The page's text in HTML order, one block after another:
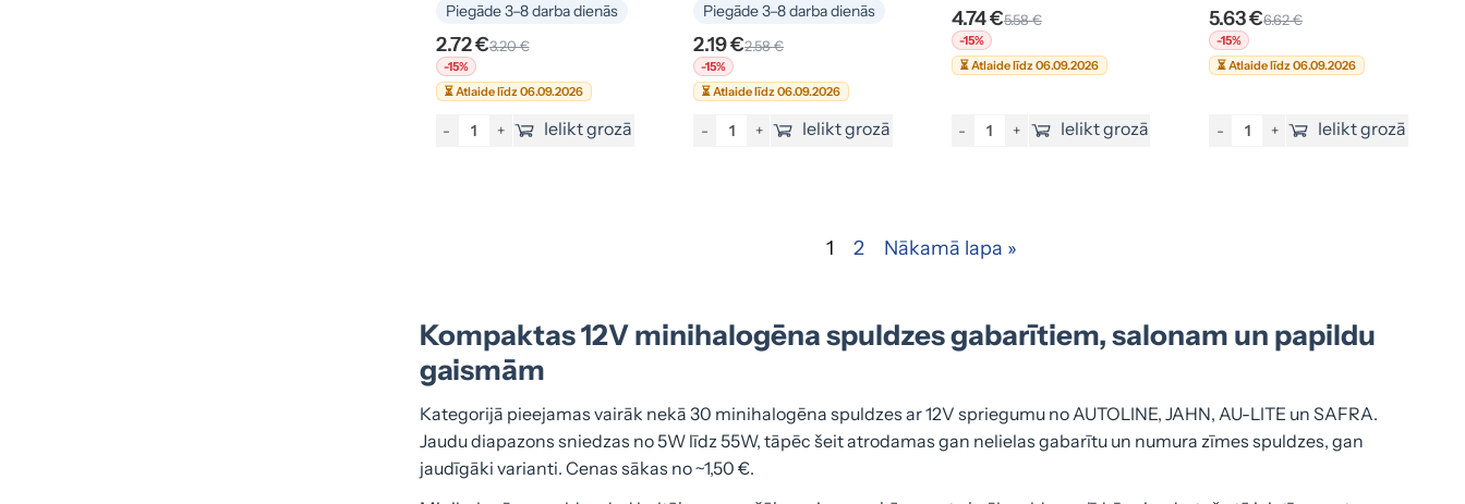
Piegāde 3–8 darba dienās
2.72 €3.20 €
-15%
⏳ Atlaide līdz 06.09.2026
- + Ielikt grozā
Piegāde 3–8 darba dienās
2.19 €2.58 €
-15%
⏳ Atlaide līdz 06.09.2026
- + Ielikt grozā
4.74 €5.58 €
-15%
⏳ Atlaide līdz 06.09.2026
- + Ielikt grozā
5.63 €6.62 €
-15%
⏳ Atlaide līdz 06.09.2026
- + Ielikt grozā
1 2 Nākamā lapa »
Kompaktas 12V minihalogēna spuldzes gabarītiem, salonam un papildu
gaismām
Kategorijā pieejamas vairāk nekā 30 minihalogēna spuldzes ar 12V spriegumu no AUTOLINE, JAHN, AU-LITE un SAFRA.
Jaudu diapazons sniedzas no 5W līdz 55W, tāpēc šeit atrodamas gan nelielas gabarītu un numura zīmes spuldzes, gan
jaudīgāki varianti. Cenas sākas no ~1,50 €.